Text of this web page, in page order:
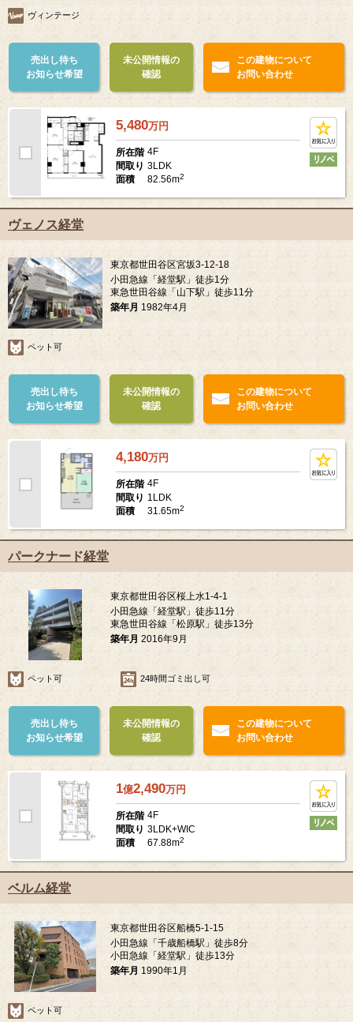
ヴィンテージ
売出し待ち
お知らせ希望
未公開情報の
確認
この建物について
お問い合わせ
5,480万円
所在階 4F
間取り 3LDK
面積
82.56m2
ヴェノス経堂
東京都世田谷区宮坂3-12-18
小田急線「経堂駅」徒歩1分
東急世田谷線「山下駅」徒歩11分
築年月 1982年4月
ペット可
売出し待ち
お知らせ希望
未公開情報の
確認
この建物について
お問い合わせ
4,180万円
所在階 4F
間取り 1LDK
面積
31.65m2
パークナード経堂
東京都世田谷区桜上水1-4-1
小田急線「経堂駅」徒歩11分
東急世田谷線「松原駅」徒歩13分
築年月 2016年9月
ペット可 24時間ゴミ出し可
売出し待ち
お知らせ希望
未公開情報の
確認
この建物について
お問い合わせ
1億2,490万円
所在階 4F
間取り 3LDK+WIC
面積
67.88m2
ベルム経堂
東京都世田谷区船橋5-1-15
小田急線「千歳船橋駅」徒歩8分
小田急線「経堂駅」徒歩13分
築年月 1990年1月
ペット可